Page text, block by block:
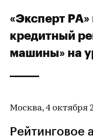
«Эксперт
кредитный
машины» на
Москва, 4 октября
Рейтинговое